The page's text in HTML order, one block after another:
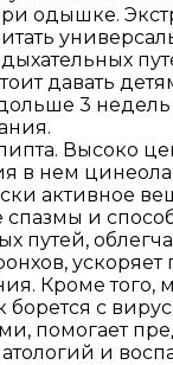
одышке.
давать
3
Высоко
в нем
активное
и
путей,
Кроме того,
борется с
помогает
и